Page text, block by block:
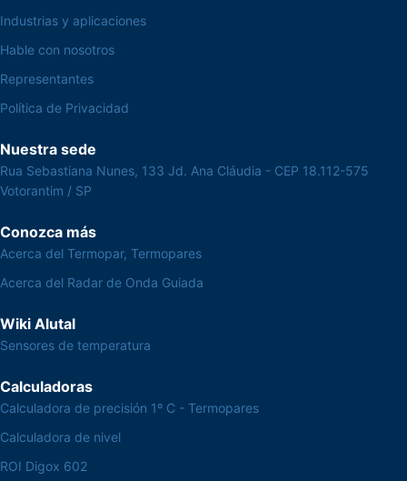
Industrias y aplicaciones
Hable con nosotros
Representantes
Política de Privacidad
Nuestra sede
Rua Sebastiana Nunes, 133 Jd. Ana Cláudia - CEP 18.112-575
Votorantim / SP
Conozca más
Acerca del Termopar, Termopares
Acerca del Radar de Onda Guiada
Wiki Alutal
Sensores de temperatura
Calculadoras
Calculadora de precisión 1º C - Termopares
Calculadora de nivel
ROI Digox 602